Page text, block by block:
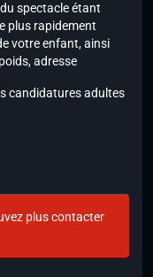
spectacle étant
plus rapidement
votre enfant, ainsi
adresse
candidatures adultes
plus contacter